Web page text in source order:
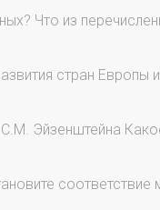
Что из
стран Европы
Эйзенштейна